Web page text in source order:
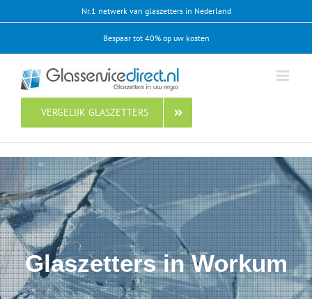
naar
Nr.1 netwerk van glaszetters in Nederland
Bespaar tot 40% op uw kosten
VERGELIJK GLASZETTERS
Glaszetters in Workum